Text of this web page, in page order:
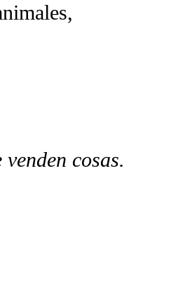
cosas.